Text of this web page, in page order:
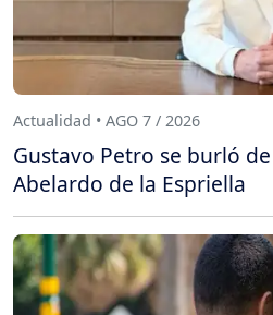
Actualidad • AGO 7 / 2026
Gustavo Petro se burló
Abelardo de la Espriella